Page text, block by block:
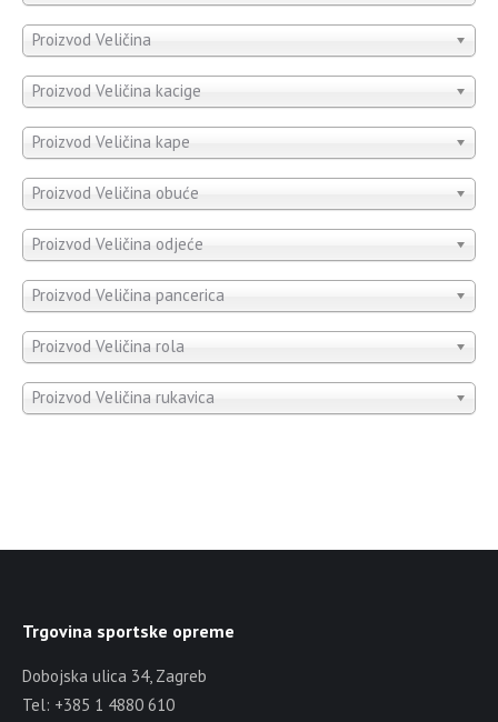
Proizvod Veličina
Proizvod Veličina kacige
Proizvod Veličina kape
Proizvod Veličina obuće
Proizvod Veličina odjeće
Proizvod Veličina pancerica
Proizvod Veličina rola
Proizvod Veličina rukavica
Trgovina sportske opreme
Dobojska ulica 34, Zagreb
Tel: +385 1 4880 610